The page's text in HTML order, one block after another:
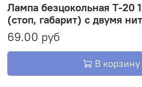
Лампа безцокольная T-20
(стоп, габарит) с двумя
69.00 руб
В корзину